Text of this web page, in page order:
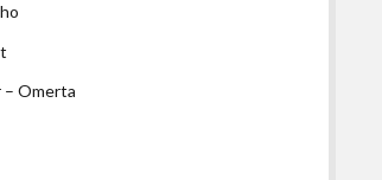
– Omerta